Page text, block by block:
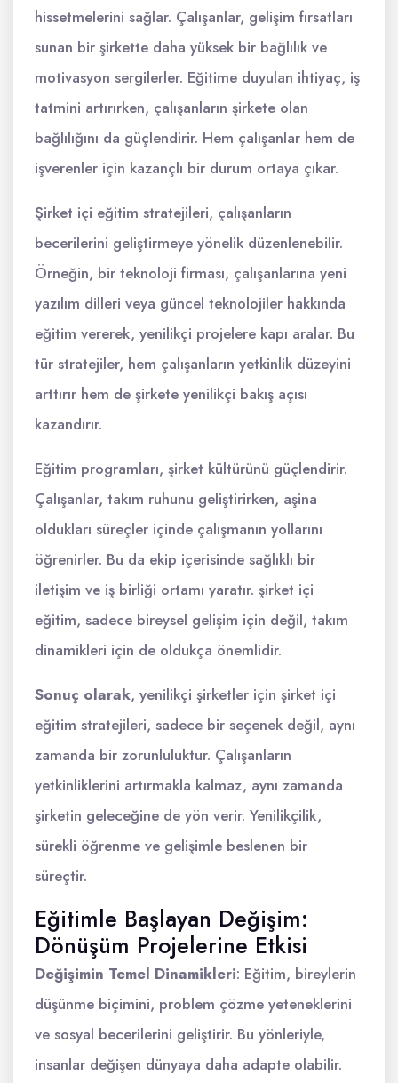
hissetmelerini sağlar. Çalışanlar, gelişim fırsatları
sunan bir şirkette daha yüksek bir bağlılık ve
motivasyon sergilerler. Eğitime duyulan ihtiyaç, iş
tatmini artırırken, çalışanların şirkete olan
bağlılığını da güçlendirir. Hem çalışanlar hem de
işverenler için kazançlı bir durum ortaya çıkar.
Şirket içi eğitim stratejileri, çalışanların
becerilerini geliştirmeye yönelik düzenlenebilir.
Örneğin, bir teknoloji firması, çalışanlarına yeni
yazılım dilleri veya güncel teknolojiler hakkında
eğitim vererek, yenilikçi projelere kapı aralar. Bu
tür stratejiler, hem çalışanların yetkinlik düzeyini
arttırır hem de şirkete yenilikçi bakış açısı
kazandırır.
Eğitim programları, şirket kültürünü güçlendirir.
Çalışanlar, takım ruhunu geliştirirken, aşina
oldukları süreçler içinde çalışmanın yollarını
öğrenirler. Bu da ekip içerisinde sağlıklı bir
iletişim ve iş birliği ortamı yaratır. şirket içi
eğitim, sadece bireysel gelişim için değil, takım
dinamikleri için de oldukça önemlidir.
Sonuç olarak, yenilikçi şirketler için şirket içi
eğitim stratejileri, sadece bir seçenek değil, aynı
zamanda bir zorunluluktur. Çalışanların
yetkinliklerini artırmakla kalmaz, aynı zamanda
şirketin geleceğine de yön verir. Yenilikçilik,
sürekli öğrenme ve gelişimle beslenen bir
süreçtir.
Eğitimle Başlayan Değişim:
Dönüşüm Projelerine Etkisi
Değişimin Temel Dinamikleri: Eğitim, bireylerin
düşünme biçimini, problem çözme yeteneklerini
ve sosyal becerilerini geliştirir. Bu yönleriyle,
insanlar değişen dünyaya daha adapte olabilir.